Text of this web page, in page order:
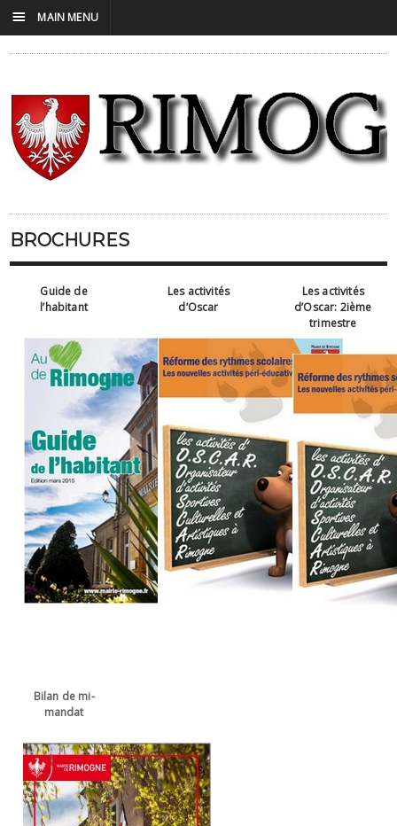
BROCHURES
Guide de
l’habitant
Les activités
d’Oscar
Les activités
d’Oscar: 2ième
trimestre
Bilan de mi-
mandat
☰ MAIN MENU